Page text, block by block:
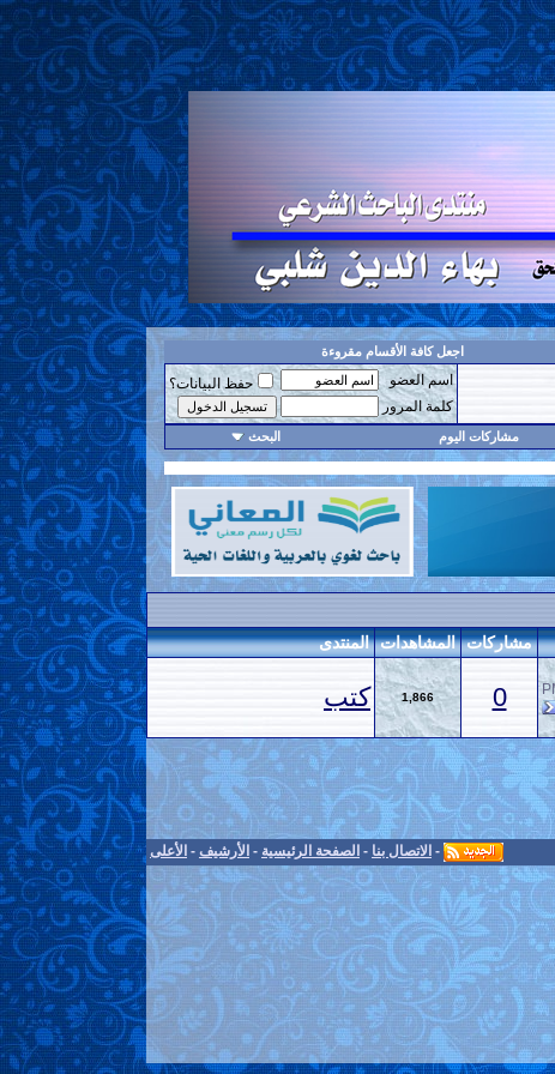
اجعل كافة الأقسام مقروءة
اسم العضو
حفظ البيانات؟
كلمة المرور
مشاركات اليوم البحث
مشاركات المشاهدات المنتدى
0
1,866 كتب
- الاتصال بنا - الصفحة الرئيسية - الأرشيف - الأعلى